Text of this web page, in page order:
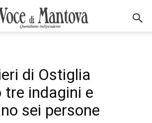
di Ostiglia
tre indagini e
sei persone